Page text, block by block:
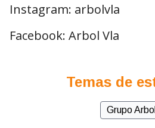
Instagram: arbolvla
Facebook: Arbol Vla
Temas de
Grupo Arbol